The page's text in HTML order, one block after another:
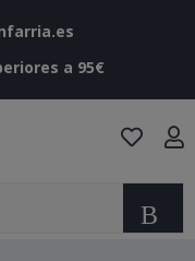
a 95€